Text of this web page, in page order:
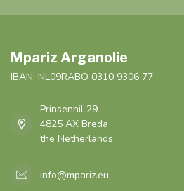
Mpariz Arganolie
IBAN: NL09RABO 0310 9306 77
Prinsenhil 29
4825 AX Breda
the Netherlands
info@mpariz.eu